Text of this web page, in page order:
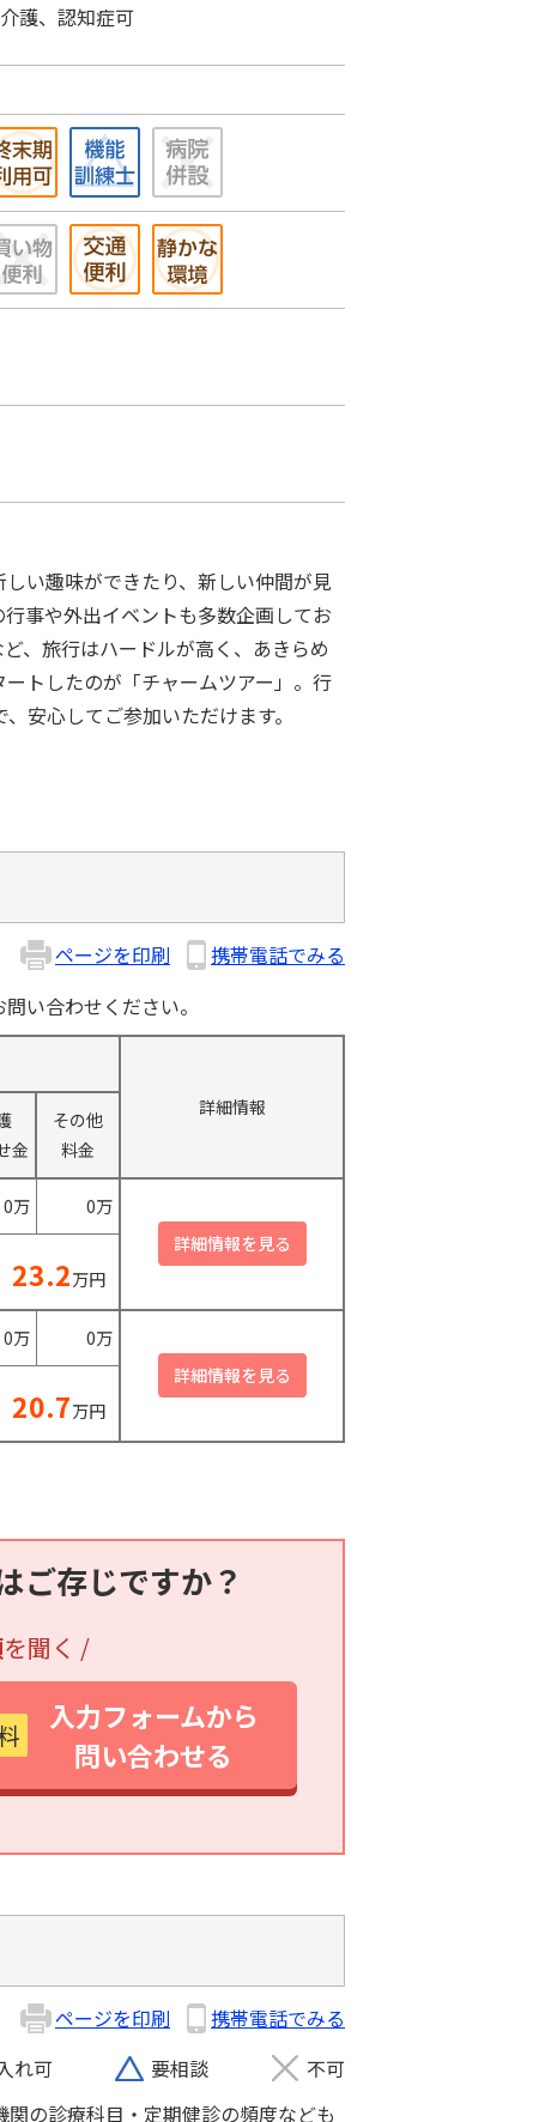
護、認知症可
い趣味ができたり、新しい仲間が見
事や外出イベントも多数企画してお
、旅行はハードルが高く、あきらめ
トしたのが「チャームツアー」。行
安心してご参加いただけます。
ページを印刷
携帯電話でみる
い合わせください。
詳細情報
金
その他
料金
0万 0万
23.2万円
0万 0万
20.7万円
ご存じですか？
を聞く /
入力フォームから
問い合わせる
ページを印刷 携帯電話でみる
れ可 要相談
不可
の診療科目・定期健診の頻度なども